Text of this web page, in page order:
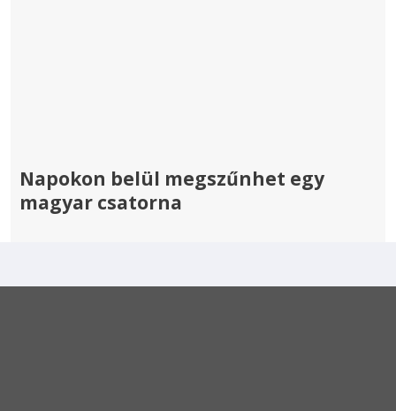
Napokon belül megszűnhet egy
magyar csatorna